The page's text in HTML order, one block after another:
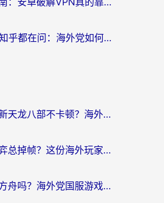
翻回国内vpn 知乎都在问：海外党如何选对加速器，无缝刷剧打游戏？
菲律宾怎么玩新天龙八部不卡顿？海外党国服游戏加速器终极指南（附欧洲国外玩家实测）
缅甸玩云顶之弈总掉帧？这份海外玩家专属加速器攻略帮你上分
澳洲能玩明日方舟吗？海外党国服游戏畅玩终极指南（附实用加速器选择技巧）